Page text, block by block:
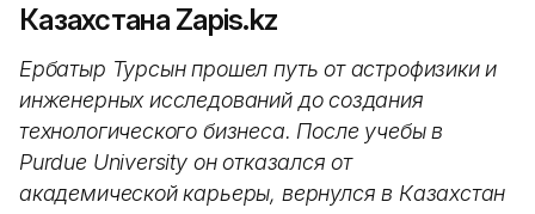
Казахстана Zapis.kz
Ербатыр Турсын прошел путь от астрофизики и
инженерных исследований до создания
технологического бизнеса. После учебы в
Purdue University он отказался от
академической карьеры, вернулся в Казахстан